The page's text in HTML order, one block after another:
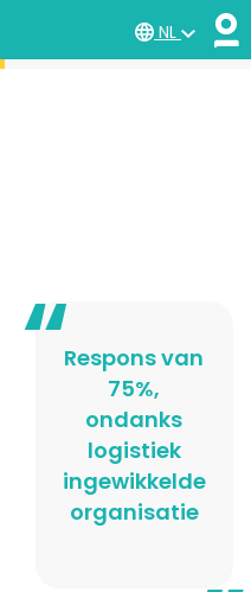
NL
Respons van
75%,
ondanks
logistiek
ingewikkelde
organisatie